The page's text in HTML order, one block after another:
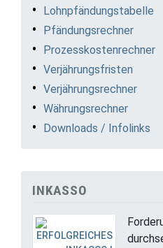
Lohnpfändungstabelle
Pfändungsrechner
Prozesskostenrechner
Verjährungsfristen
Verjährungsrechner
Währungsrechner
Downloads / Infolinks
INKASSO